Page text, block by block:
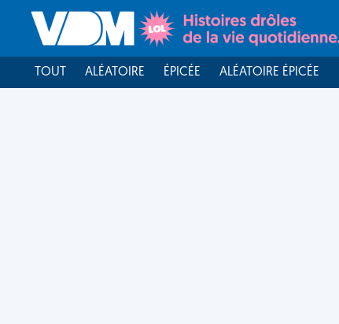
TOUT ALÉATOIRE ÉPICÉE ALÉATOIRE ÉPICÉE